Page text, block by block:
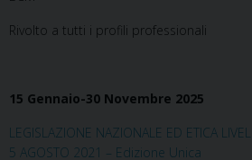
Rivolto a tutti i profili professionali
15 Gennaio-30 Novembre 2025
LEGISLAZIONE NAZIONALE ED ETICA
5 AGOSTO 2021 – Edizione Unica